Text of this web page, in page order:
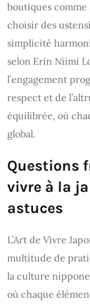
boutiques
choisir des
simplicité
selon Erin Niimi
l’engagement
respect et de
équilibrée, où
global.
Questions
vivre à la
astuces
L’Art de Vivre
multitude de
la culture
où chaque